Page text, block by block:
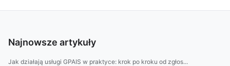
Najnowsze artykuły
Jak działają usługi GPAIS w praktyce: krok po kroku od zgłos...